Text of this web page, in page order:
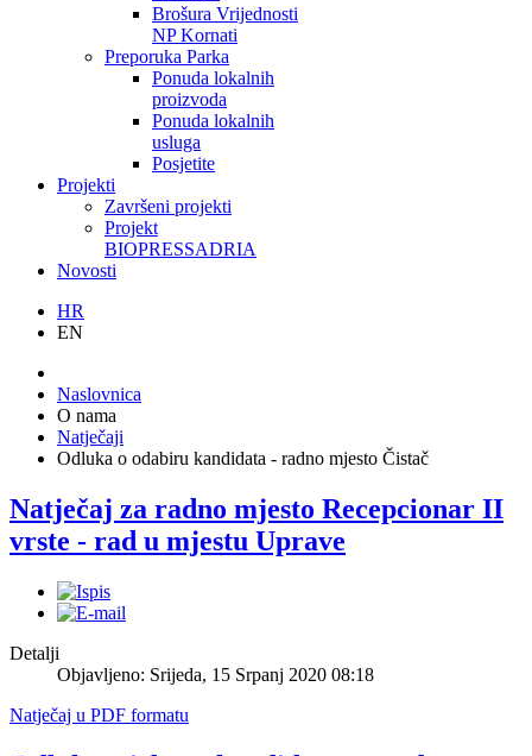
Brošura Vrijednosti
NP Kornati
Preporuka Parka
Ponuda lokalnih
proizvoda
Ponuda lokalnih
usluga
Posjetite
Projekti
Završeni projekti
Projekt
BIOPRESSADRIA
Novosti
HR
EN
Naslovnica
O nama
Natječaji
Odluka o odabiru kandidata - radno mjesto Čistač
Natječaj za radno mjesto Recepcionar II
vrste - rad u mjestu Uprave
Detalji
Objavljeno: Srijeda, 15 Srpanj 2020 08:18
Natječaj u PDF formatu